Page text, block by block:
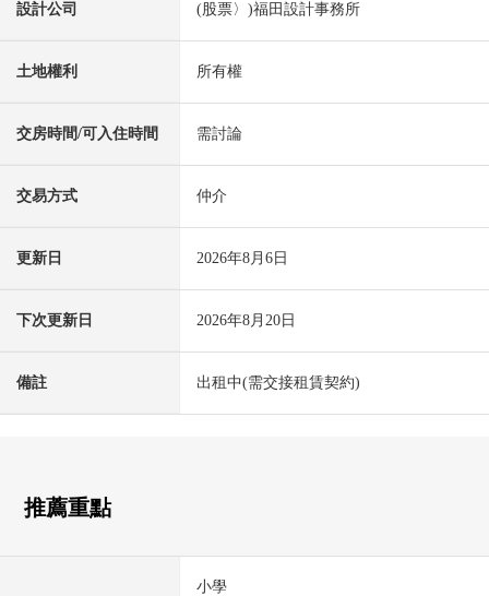
設計公司 (股票〉)福田設計事務所
土地權利 所有權
交房時間/可入住時間 需討論
交易方式 仲介
更新日 2026年8月6日
下次更新日 2026年8月20日
備註 出租中(需交接租賃契約)
推薦重點
小學